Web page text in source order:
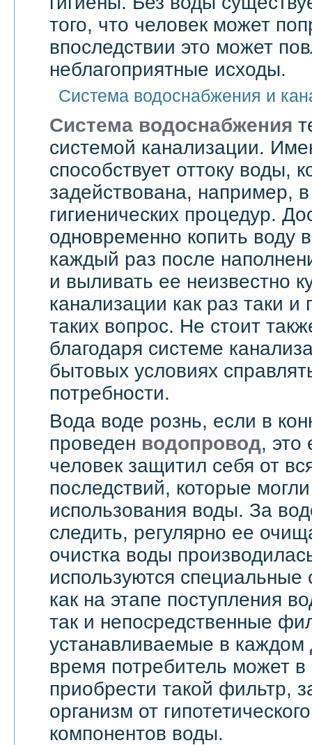
того, что человек может
впоследствии это может
неблагоприятные исходы.
Система водоснабжения и
Система водоснабжения
системой канализации.
способствует оттоку воды,
задействована, например,
гигиенических процедур.
одновременно копить воду
каждый раз после
и выливать ее неизвестно
канализации как раз таки и
таких вопрос. Не стоит
благодаря системе
бытовых условиях
потребности.
Вода воде рознь, если в
проведен водопровод, это
человек защитил себя от
последствий, которые
использования воды. За
следить, регулярно ее
очистка воды
используются
как на этапе поступления
так и непосредственные
устанавливаемые в
время потребитель может
приобрести такой фильтр,
организм от
компонентов воды.